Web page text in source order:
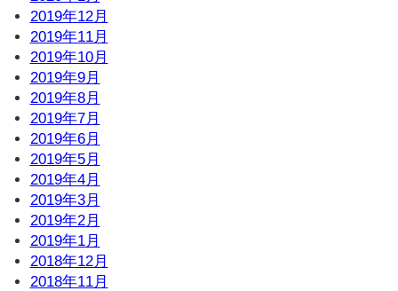
2019年12月
2019年11月
2019年10月
2019年9月
2019年8月
2019年7月
2019年6月
2019年5月
2019年4月
2019年3月
2019年2月
2019年1月
2018年12月
2018年11月